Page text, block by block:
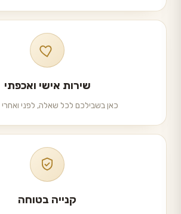
שירות אישי ואכפתי
כאן בשבילכם לכל שאלה, לפני ואחרי
קנייה בטוחה